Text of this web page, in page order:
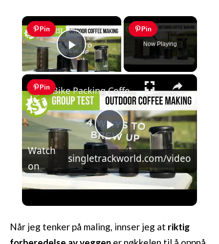
×
Pin
Play Video
Pin
Now Playing
×
Pin
Play
Video
Bike Packing Coffee 4 Ways | 4 outdoor coffee making gadgets put to the test
Watch
on
singletrackworld.com/video
Bike Packing Coffee 4 Ways | 4 outdoor
Når jeg tenker på maling, innser jeg at riktig